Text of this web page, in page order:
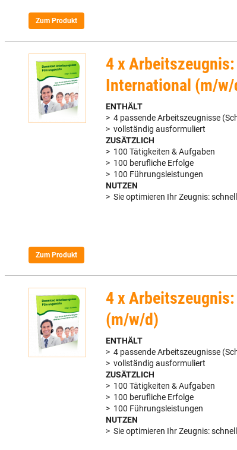
Zum Produkt
4 x
International (m/
ENTHÄLT
> 4 passende Arbeitszeugnisse
> vollständig ausformuliert
ZUSÄTZLICH
> 100 Tätigkeiten & Aufgaben
> 100 berufliche Erfolge
> 100 Führungsleistungen
NUTZEN
> Sie optimieren Ihr Zeugnis:
Zum Produkt
4 x
(m/w/d)
ENTHÄLT
> 4 passende Arbeitszeugnisse
> vollständig ausformuliert
ZUSÄTZLICH
> 100 Tätigkeiten & Aufgaben
> 100 berufliche Erfolge
> 100 Führungsleistungen
NUTZEN
> Sie optimieren Ihr Zeugnis: